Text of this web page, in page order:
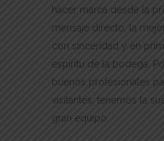
hacer marca desde la
mensaje directo, la
con sinceridad y en
espíritu de la bodega.
buenos profesionales
visitantes, tenemos la
gran equipo.